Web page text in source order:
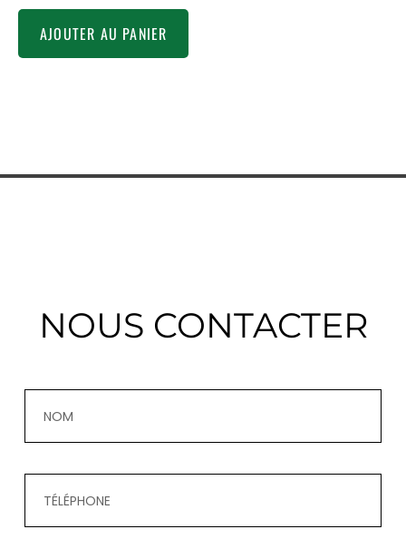
AJOUTER AU PANIER
NOUS CONTACTER